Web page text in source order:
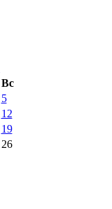
Вс
5
12
19
26